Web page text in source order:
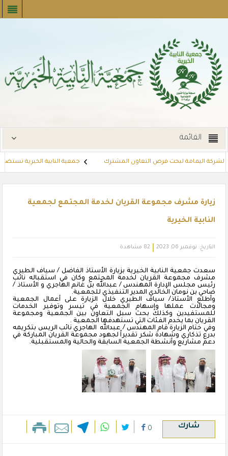
القائمة
لشركة اليمامة لبحث فرص التعاون المشترك جمعية النابية الخيرية تستضيف
زيارة مشرف مجموعة القريان لخدمة المجتمع لجمعية
النابية الخيرية
التاريخ: نوفمبر 06, 2023 82 مشاهدة
سعدت جمعية النابية الخيرية بزيارة الأستاذ الفاضل / سياف الطيري
مشرف مجموعة القريان لخدمة المجتمع وكان في استقباله نائب
رئيس مجلس الإدارة المهندس / عبدالله بن غانم الهاجري و الأستاذ /
ضاحي بن نومان الخالدي المدير التنفيذي للجمعية.
وأطلع الأستاذ/ سياف الطيري خلال الزيارة على أعمال الجمعية
ومجالات عملها وإسهام الجمعية في تيسر وتوفير الخدمات
للمستفيدين وكذلك بحث سبل التعاون بين الجمعية ومجموعة
القريان بما يخدم الفئات التي تستهدفها الجمعية .
وفي ختام الزيارة قام المهندس / عبدالله الهاجري نائب الريس بتكريمه
بدرع تذكاري وشهادة شكر تقديراً لجهود مجموعة القريان المباركة في
دعم مشاريع وأنشطة الجمعية السابقة والحالية والمستقبلية.
شارك 0